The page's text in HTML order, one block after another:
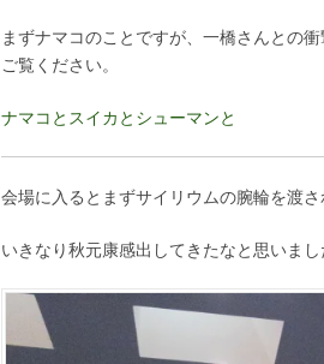
まずナマコのことですが、一橋さんとの
ご覧ください。
ナマコとスイカとシューマンと
会場に入るとまずサイリウムの腕輪を渡
いきなり秋元康感出してきたなと思いま